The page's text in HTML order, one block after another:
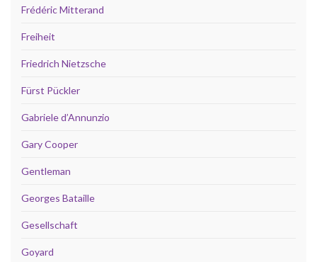
Frédéric Mitterand
Freiheit
Friedrich Nietzsche
Fürst Pückler
Gabriele d’Annunzio
Gary Cooper
Gentleman
Georges Bataille
Gesellschaft
Goyard